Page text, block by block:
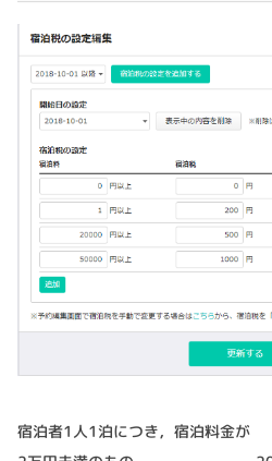
宿泊者1人1泊につき，宿泊料金が